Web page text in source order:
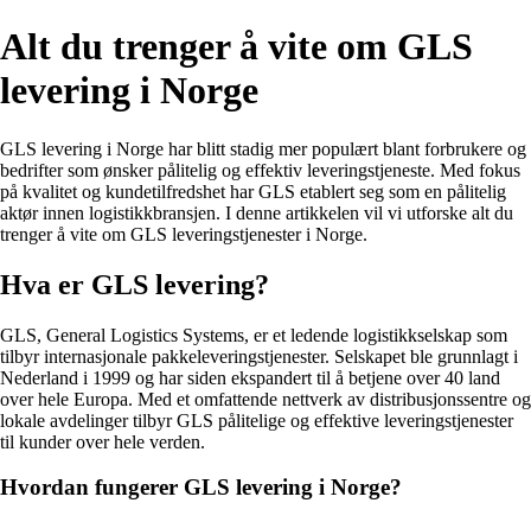
Alt du trenger å vite om GLS
levering i Norge
GLS levering i Norge har blitt stadig mer populært blant forbrukere og
bedrifter som ønsker pålitelig og effektiv leveringstjeneste. Med fokus
på kvalitet og kundetilfredshet har GLS etablert seg som en pålitelig
aktør innen logistikkbransjen. I denne artikkelen vil vi utforske alt du
trenger å vite om GLS leveringstjenester i Norge.
Hva er GLS levering?
GLS, General Logistics Systems, er et ledende logistikkselskap som
tilbyr internasjonale pakkeleveringstjenester. Selskapet ble grunnlagt i
Nederland i 1999 og har siden ekspandert til å betjene over 40 land
over hele Europa. Med et omfattende nettverk av distribusjonssentre og
lokale avdelinger tilbyr GLS pålitelige og effektive leveringstjenester
til kunder over hele verden.
Hvordan fungerer GLS levering i Norge?